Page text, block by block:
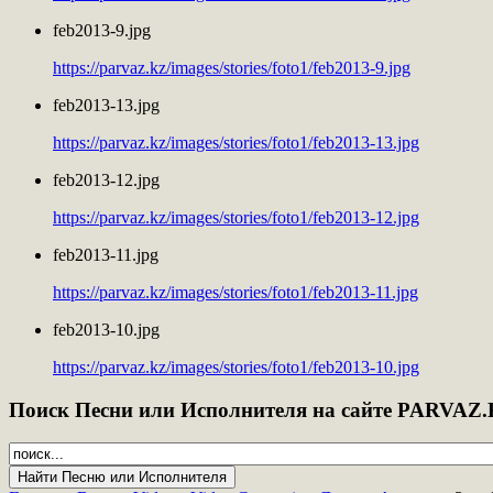
feb2013-9.jpg
https://parvaz.kz/images/stories/foto1/feb2013-9.jpg
feb2013-13.jpg
https://parvaz.kz/images/stories/foto1/feb2013-13.jpg
feb2013-12.jpg
https://parvaz.kz/images/stories/foto1/feb2013-12.jpg
feb2013-11.jpg
https://parvaz.kz/images/stories/foto1/feb2013-11.jpg
feb2013-10.jpg
https://parvaz.kz/images/stories/foto1/feb2013-10.jpg
Поиск Песни или Исполнителя на сайте